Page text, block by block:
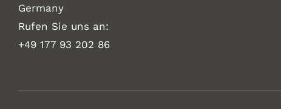
Germany
Rufen Sie uns an:
+49 177 93 202 86